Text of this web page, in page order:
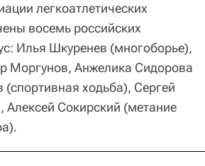
легкоатлетических
восемь российских
Илья Шкуренев (многоборье),
Моргунов, Анжелика Сидорова
ходьба), Сергей
Сокирский (метание